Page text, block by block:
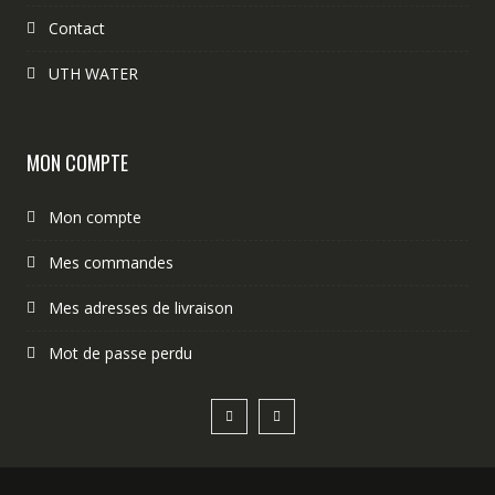
Contact
UTH WATER
MON COMPTE
Mon compte
Mes commandes
Mes adresses de livraison
Mot de passe perdu